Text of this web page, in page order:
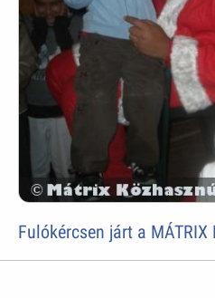
Fulókércsen járt a